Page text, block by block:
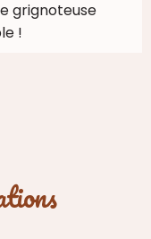
grignoteuse
!